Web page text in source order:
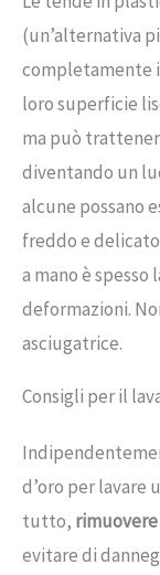
(un’alternativa
completamente
loro superficie
ma può
diventando un
alcune possano
freddo e delicato
a mano è
deformazioni.
asciugatrice.
Consigli per il
d’oro per lavare
tutto,
evitare di